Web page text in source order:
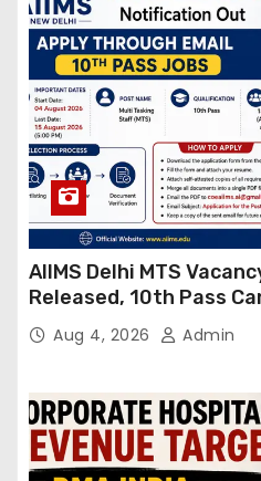
AIIMS Delhi MTS
Released, 10th Pass
Through Email
Aug 4, 2026 Admin